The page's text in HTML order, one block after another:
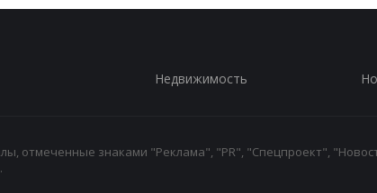
Недвижимость
отмеченные знаками "Реклама", "PR", "Спецпроект",